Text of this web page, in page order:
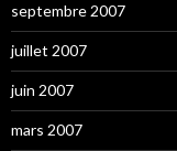
septembre 2007
juillet 2007
juin 2007
mars 2007